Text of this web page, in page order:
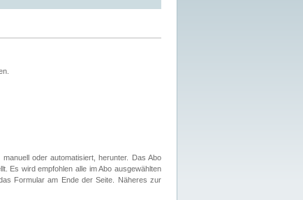
oder automatisiert, herunter. Das Abo
Es wird empfohlen alle im Abo ausgewählten
Formular am Ende der Seite. Näheres zur